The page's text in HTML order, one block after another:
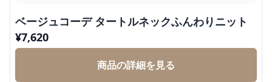
ベージュコーデ タートルネックふんわりニット
¥7,620
商品の詳細を見る